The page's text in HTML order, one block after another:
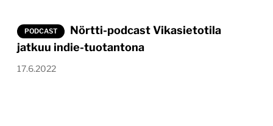
PODCAST
Nörtti-podcast Vikasietotila
jatkuu indie-tuotantona
17.6.2022